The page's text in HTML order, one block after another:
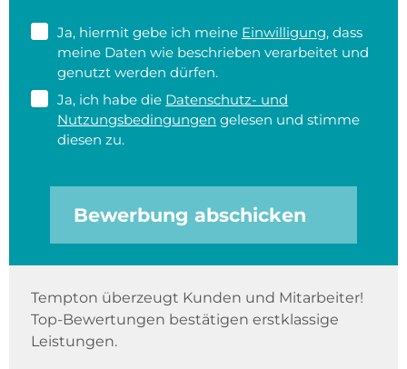
Ja, hiermit gebe ich meine Einwilligung, dass
meine Daten wie beschrieben verarbeitet und
genutzt werden dürfen.
Ja, ich habe die Datenschutz- und
Nutzungsbedingungen gelesen und stimme
diesen zu.
Bewerbung abschicken
Tempton überzeugt Kunden und Mitarbeiter!
Top-Bewertungen bestätigen erstklassige
Leistungen.